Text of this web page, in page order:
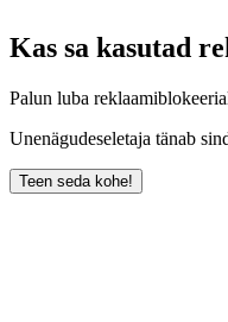
Kas sa kasutad
Palun luba
Unenägudeseletaja tänab
Teen seda kohe!